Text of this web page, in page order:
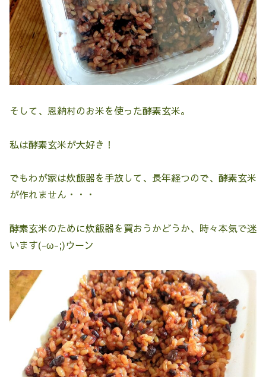
そして、恩納村のお米を使った酵素玄米。
私は酵素玄米が大好き！
でもわが家は炊飯器を手放して、長年経つので、酵素玄米
が作れません・・・
酵素玄米のために炊飯器を買おうかどうか、時々本気で迷
います(-ω-;)ウーン